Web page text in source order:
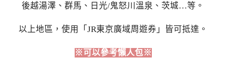
後越湯澤、群馬、日光/鬼怒川溫泉、茨城…等。
以上地區，使用「JR東京廣域周遊券」皆可抵達。
※可以參考懶人包※